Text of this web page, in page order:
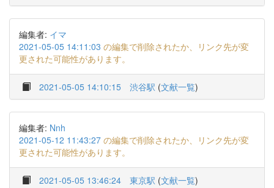
編集者: イマ
2021-05-05 14:11:03 の編集で削除されたか、リンク先が変
更された可能性があります。
2021-05-05 14:10:15 渋谷駅 (文献一覧)
編集者: Nnh
2021-05-12 11:43:27 の編集で削除されたか、リンク先が変
更された可能性があります。
2021-05-05 13:46:24 東京駅 (文献一覧)